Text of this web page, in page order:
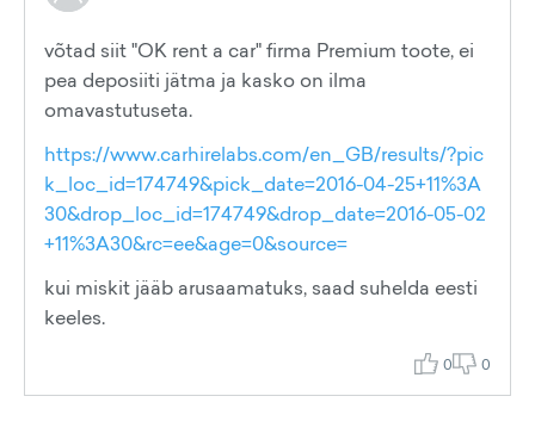
võtad siit "OK rent a car" firma Premium toote, ei
pea deposiiti jätma ja kasko on ilma
omavastutuseta.
https://www.carhirelabs.com/en_GB/results/?pic
k_loc_id=174749&pick_date=2016-04-25+11%3A
30&drop_loc_id=174749&drop_date=2016-05-02
+11%3A30&rc=ee&age=0&source=
kui miskit jääb arusaamatuks, saad suhelda eesti
keeles.
0 0